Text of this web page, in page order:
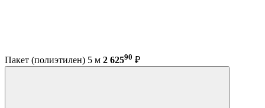
Пакет (полиэтилен) 5 м 2 62590 ₽